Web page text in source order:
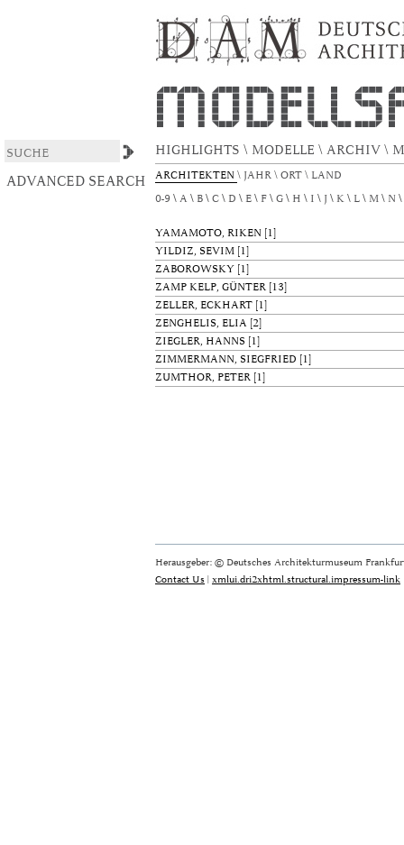
Browsing by Author
HIGHLIGHTS \ MODELLE \ ARCHIV \
ARCHITEKTEN \ JAHR \ ORT \ LAND
ADVANCED SEARCH
0-9 A B C D E F G H I J K L M N
YAMAMOTO, RIKEN [1]
YILDIZ, SEVIM [1]
ZABOROWSKY [1]
ZAMP KELP, GÜNTER [13]
ZELLER, ECKHART [1]
ZENGHELIS, ELIA [2]
ZIEGLER, HANNS [1]
ZIMMERMANN, SIEGFRIED [1]
ZUMTHOR, PETER [1]
Herausgeber: © Deutsches Architekturmuseum
Contact Us | xmlui.dri2xhtml.structural.impressum-link